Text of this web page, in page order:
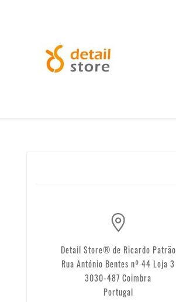
Detail Store® de Ricardo Patrão
Rua António Bentes nº 44 Loja 3
3030-487 Coimbra
Portugal